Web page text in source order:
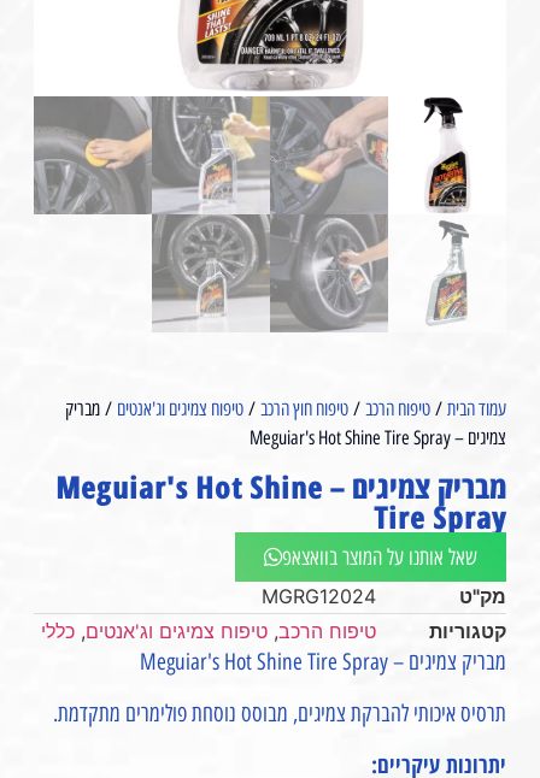
עמוד הבית/ טיפוח הרכב/ טיפוח חוץ הרכב/ טיפוח צמיגים וג'אנטים / מבריק
צמיגים – Meguiar's Hot Shine Tire Spray
מבריק צמיגים – Meguiar's Hot Shine
Tire Spray
שאל אותנו על המוצר בוואצאפ
מק"ט
MGRG12024
קטגוריות
טיפוח הרכב, טיפוח צמיגים וג'אנטים, כללי
מבריק צמיגים – Meguiar's Hot Shine Tire Spray
תרסיס איכותי להברקת צמיגים, מבוסס נוסחת פולימרים מתקדמת.
יתרונות עיקריים: